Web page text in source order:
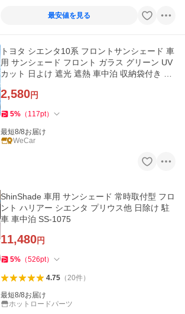
最安値を見る
トヨタ シエンタ10系 フロントサンシェード 車
用 サンシェード フロント ガラス グリーン UV
カット 日よけ 遮光 遮熱 車中泊 収納袋付き 猛
2,580円
5% （ 117pt）
最短8/8お届け
WeCar
ShinShade 車用 サンシェード 常時取付型 フロ
ント ハリアー シエンタ プリウス他 日除け 駐
車 車中泊 SS-1075
11,480円
5% （526pt）
4.75（20件）
最短8/8お届け
ホットロードパーツ